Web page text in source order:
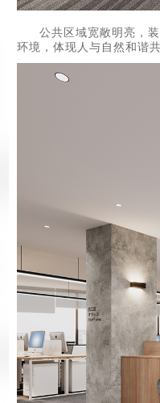
公共区域宽敞明亮，
环境，体现人与自然和谐